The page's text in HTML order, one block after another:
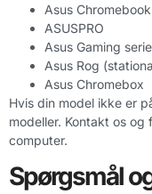
Asus Chromebook
ASUSPRO
Asus Gaming
Asus Rog
Asus Chromebox
Hvis din model ikke er
modeller. Kontakt os
computer.
Spørgsmål